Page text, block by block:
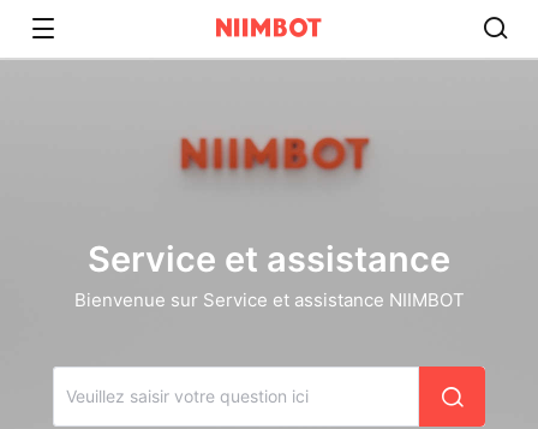
Service et assistance
Bienvenue sur Service et assistance NIIMBOT